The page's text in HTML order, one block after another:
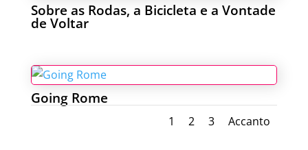
Sobre as Rodas, a Bicicleta e a Vontade
de Voltar
Going Rome
1 2 3 Accanto